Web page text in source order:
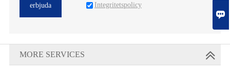

erbjuda Integritetspolicy
MORE SERVICES